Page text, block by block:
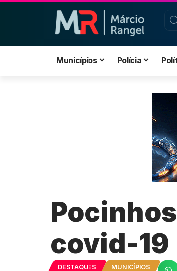
Municípios Polícia
covid-19
DESTAQUES MUNICÍPIOS